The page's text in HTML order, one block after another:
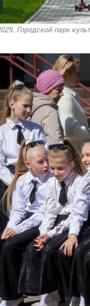
Городской парк